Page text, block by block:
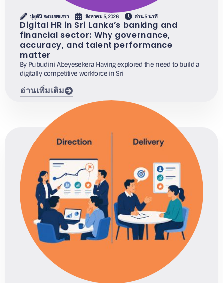
ปุพุดินี อะเบเยเซเกรา สิงหาคม 5, 2026 อ่าน 5 นาที
Digital HR in Sri Lanka’s banking and
financial sector: Why governance,
accuracy, and talent performance
matter
By Pubudini Abeyesekera Having explored the need to build a
digitally competitive workforce in Sri
อ่านเพิ่มเติม